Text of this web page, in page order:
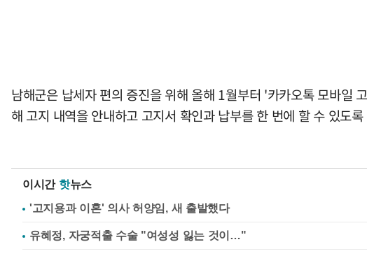
남해군은 납세자 편의 증진을 위해 올해 1월부터 '카카오톡 모바일
해 고지 내역을 안내하고 고지서 확인과 납부를 한 번에 할 수 있도
이시간 핫뉴스
'고지용과 이혼' 의사 허양임, 새 출발했다
유혜정, 자궁적출 수술 "여성성 잃는 것이…"